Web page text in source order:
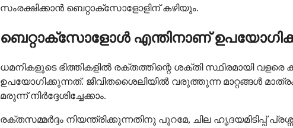
സംരക്ഷിക്കാൻ ബെറ്റാക്സോളോളിന് കഴിയും.
ബെറ്റാക്സോളോൾ എന്തിനാണ്
ധമനികളുടെ ഭിത്തികളിൽ രക്തത്തിന്റെ ശക്തി സ്ഥിരമായി
ഉപയോഗിക്കുന്നത്. ജീവിതശൈലിയിൽ വരുത്തുന്ന മാറ്റങ്ങൾ
മരുന്ന് നിർദ്ദേശിച്ചേക്കാം.
രക്തസമ്മർദ്ദം നിയന്ത്രിക്കുന്നതിനു പുറമേ, ചില ഹൃദയമിടിപ്പ്